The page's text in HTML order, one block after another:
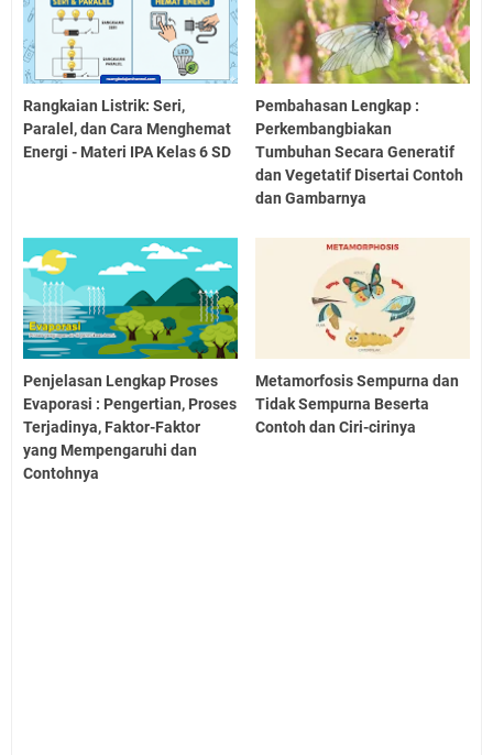
Rangkaian Listrik: Seri,
Paralel, dan Cara Menghemat
Energi - Materi IPA Kelas 6 SD
Pembahasan Lengkap :
Perkembangbiakan
Tumbuhan Secara Generatif
dan Vegetatif Disertai Contoh
dan Gambarnya
Penjelasan Lengkap Proses
Evaporasi : Pengertian, Proses
Terjadinya, Faktor-Faktor
yang Mempengaruhi dan
Contohnya
Metamorfosis Sempurna dan
Tidak Sempurna Beserta
Contoh dan Ciri-cirinya